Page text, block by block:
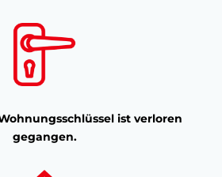
ist verloren
gegangen.